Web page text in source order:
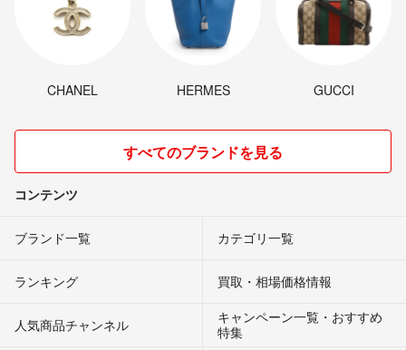
CHANEL HERMES GUCCI
すべてのブランドを見る
コンテンツ
ブランド一覧 カテゴリ一覧
ランキング 買取・相場価格情報
人気商品チャンネル
キャンペーン一覧・おすすめ
特集